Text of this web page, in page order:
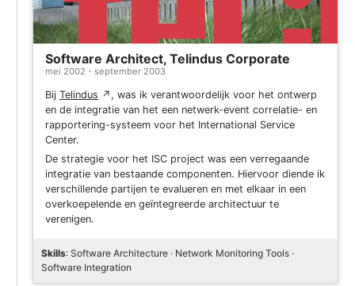
Software Architect, Telindus Corporate
mei 2002 - september 2003
Bij Telindus ↗ , was ik verantwoordelijk voor het ontwerp
en de integratie van het een netwerk-event correlatie- en
rapportering-systeem voor het International Service
Center.
De strategie voor het ISC project was een verregaande
integratie van bestaande componenten. Hiervoor diende ik
verschillende partijen te evalueren en met elkaar in een
overkoepelende en geïntegreerde architectuur te
verenigen.
Skills: Software Architecture · Network Monitoring Tools ·
Software Integration